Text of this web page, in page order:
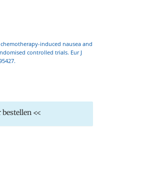
chemotherapy-induced nausea and
controlled trials. Eur J
<<